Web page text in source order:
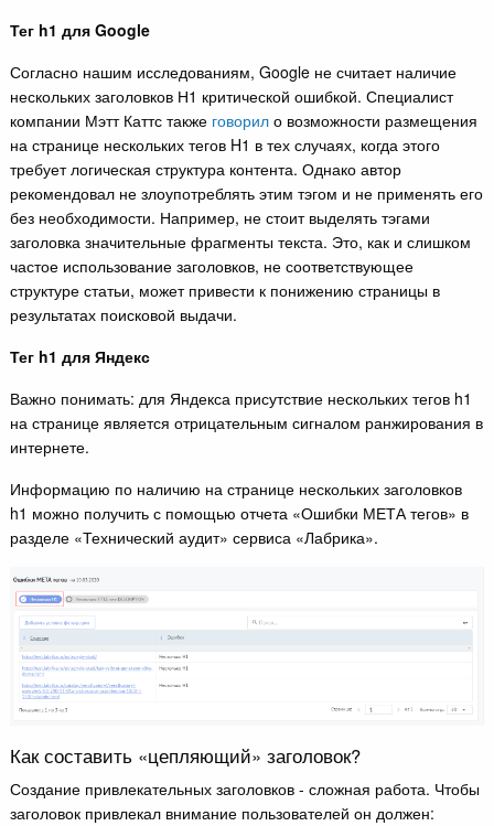
Тег h1 для Google
Согласно нашим исследованиям, Google не считает наличие
нескольких заголовков Н1 критической ошибкой. Специалист
компании Мэтт Каттс также говорило возможности размещения
на странице нескольких тегов H1 в тех случаях, когда этого
требует логическая структура контента. Однако автор
рекомендовал не злоупотреблять этим тэгом и не применять его
без необходимости. Например, не стоит выделять тэгами
заголовка значительные фрагменты текста. Это, как и слишком
частое использование заголовков, не соответствующее
структуре статьи, может привести к понижению страницы в
результатах поисковой выдачи.
Тег h1 для Яндекс
Важно понимать: для Яндекса присутствие нескольких тегов h1
на странице является отрицательным сигналом ранжирования в
интернете.
Информацию по наличию на странице нескольких заголовков
h1 можно получить с помощью отчета «Ошибки МЕТА тегов» в
разделе «Технический аудит» сервиса «Лабрика».
Как составить «цепляющий» заголовок?
Создание привлекательных заголовков - сложная работа. Чтобы
заголовок привлекал внимание пользователей он должен: